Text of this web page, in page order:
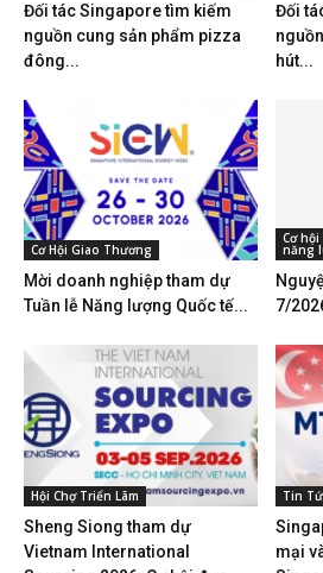
Đối tác Singapore tìm kiếm
nguồn cung sản phẩm pizza
đông...
Đối
hút...
Cơ Hội Giao Thương
Mời doanh nghiệp tham dự
Tuần lễ Năng lượng Quốc tế...
Cơ
năng
7/
Hội Chợ Triển Lãm
Sheng Siong tham dự
Vietnam International
Tin
mại